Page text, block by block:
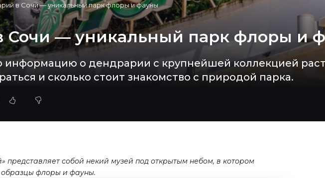
в Сочи — уникальный парк флоры и фауны
Сочи — уникальный парк флоры и
о дендрарии с крупнейшей коллекцией
и сколько стоит знакомство с природой парка.
представляет собой некий музей под открытым небом, в котором
образцы флоры и фауны.